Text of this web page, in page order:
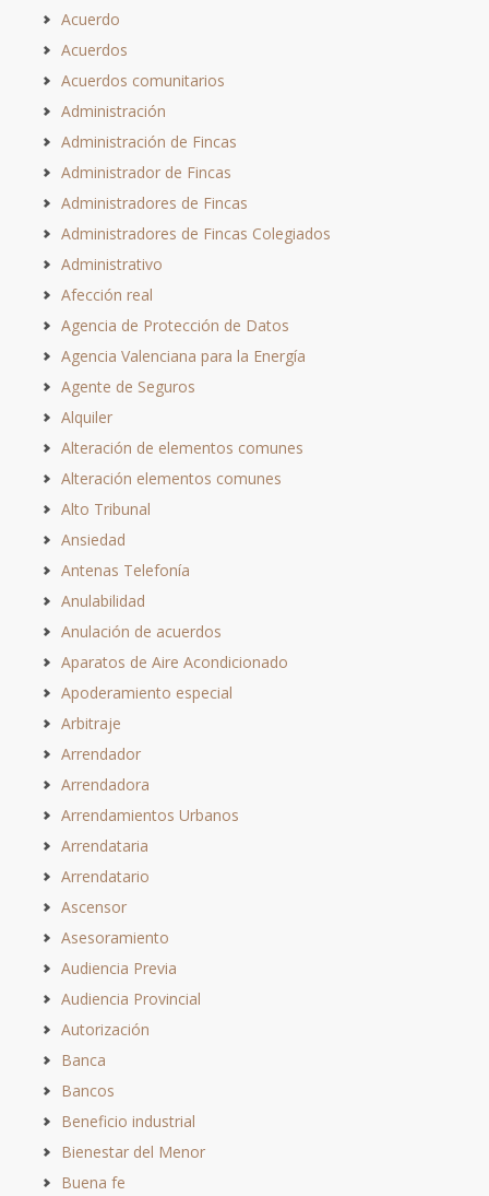
Acuerdo
Acuerdos
Acuerdos comunitarios
Administración
Administración de Fincas
Administrador de Fincas
Administradores de Fincas
Administradores de Fincas Colegiados
Administrativo
Afección real
Agencia de Protección de Datos
Agencia Valenciana para la Energía
Agente de Seguros
Alquiler
Alteración de elementos comunes
Alteración elementos comunes
Alto Tribunal
Ansiedad
Antenas Telefonía
Anulabilidad
Anulación de acuerdos
Aparatos de Aire Acondicionado
Apoderamiento especial
Arbitraje
Arrendador
Arrendadora
Arrendamientos Urbanos
Arrendataria
Arrendatario
Ascensor
Asesoramiento
Audiencia Previa
Audiencia Provincial
Autorización
Banca
Bancos
Beneficio industrial
Bienestar del Menor
Buena fe